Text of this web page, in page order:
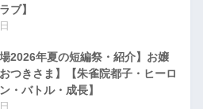
ブ】
場2026年夏の短編祭・紹介】お嬢
つきさま】【朱雀院都子・ヒーロ
・バトル・成長】